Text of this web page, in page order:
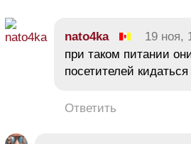
nato4ka 19 ноя,
при таком питании
посетителей
Ответить